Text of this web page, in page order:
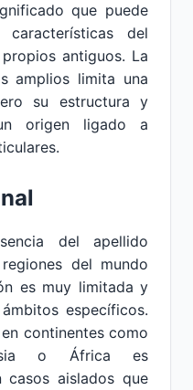
que puede
del
antiguos. La
amplios limita una
su estructura y
origen ligado a
del apellido
del mundo
es muy limitada y
específicos.
continentes como
o África es
casos aislados que